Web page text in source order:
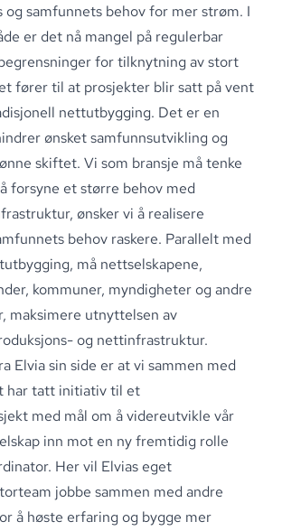
og samfunnets behov for mer strøm. I
er det nå mangel på regulerbar
for tilknytning av stort
fører til at prosjekter blir satt på vent
nettutbygging. Det er en
ønsket samfunnsutvikling og
skiftet. Vi som bransje må tenke
forsyne et større behov med
ønsker vi å realisere
behov raskere. Parallelt med
må nettselskapene,
kommuner, myndigheter og andre
maksimere utnyttelsen av
og nettinfrastruktur.
Elvia sin side er at vi sammen med
har tatt initiativ til et
med mål om å videreutvikle vår
inn mot en ny fremtidig rolle
. Her vil Elvias eget
jobbe sammen med andre
å høste erfaring og bygge mer